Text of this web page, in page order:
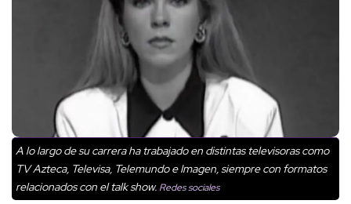
A lo largo de su carrera ha trabajado en distintas televisoras como
TV Azteca, Televisa, Telemundo e Imagen, siempre con formatos
relacionados con el talk show. Redes sociales